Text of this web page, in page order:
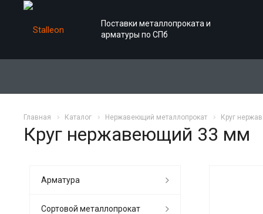
Поставки металлопроката и
арматуры по СПб
Главная Каталог Нержавеющий металлопрокат Круг
Круг нержавеющий 33 мм
Арматура
Сортовой металлопрокат